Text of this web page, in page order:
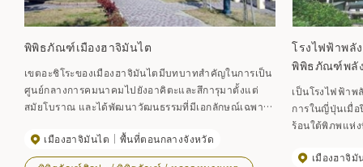
พิพิธภัณฑ์เมืองฮาจิมันไต
เขตอะชิโระของเมืองฮาจิมันไตมีบทบาทสำคัญในการเป็น
ศูนย์กลางการคมนาคมไปยังอาคิตะและสึการุมาตั้งแต่
สมัยโบราณ และได้พัฒนาวัฒนธรรมที่มีเอกลักษณ์เฉพาะ
ชิโระพร้อมทั้งเรียนรู้เกี่ยวกับกิจกรรมของบรรพบุรุษของเรา
ที่อาศัยอยู่ในพื้นที่นี้ มีเนื้อหาที่น่าสนใจมากมาย เช่น
เมืองฮาจิมันไต พื้นที่ตอนกลางจังหวัด
โรงไฟฟ้าพลั
พิพิธภัณฑ์พลั
เป็นโรงไฟฟ้าพ
การในญี่ปุ่นเมื่
ร้อนใต้พิภพแห่
พิพิธภัณฑ์ควา
เมืองฮาจิมั